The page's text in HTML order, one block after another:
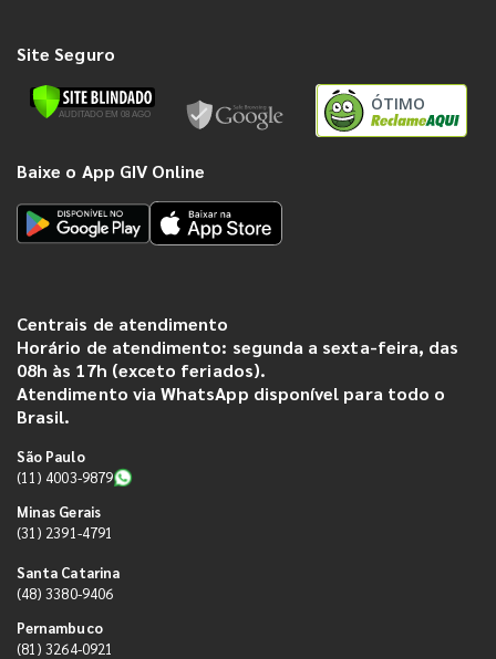
Site Seguro
ÓTIMO
Baixe o App GIV Online
Centrais de atendimento
Horário de atendimento: segunda a sexta-feira, das
08h às 17h (exceto feriados).
Atendimento via WhatsApp disponível para todo o
Brasil.
São Paulo
(11) 4003-9879
Minas Gerais
(31) 2391-4791
Santa Catarina
(48) 3380-9406
Pernambuco
(81) 3264-0921